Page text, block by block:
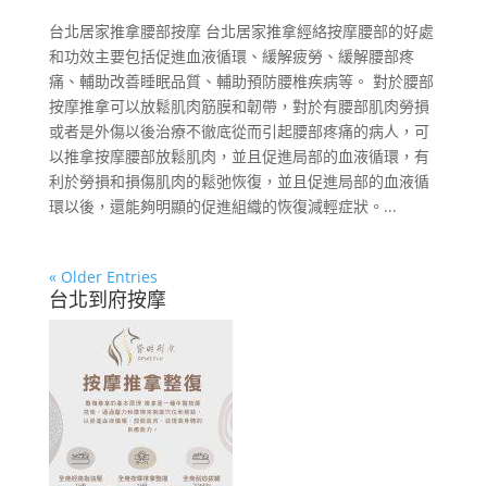
台北居家推拿腰部按摩 台北居家推拿經絡按摩腰部的好處
和功效主要包括促進血液循環、緩解疲勞、緩解腰部疼
痛、輔助改善睡眠品質、輔助預防腰椎疾病等。 對於腰部
按摩推拿可以放鬆肌肉筋膜和韌帶，對於有腰部肌肉勞損
或者是外傷以後治療不徹底從而引起腰部疼痛的病人，可
以推拿按摩腰部放鬆肌肉，並且促進局部的血液循環，有
利於勞損和損傷肌肉的鬆弛恢復，並且促進局部的血液循
環以後，還能夠明顯的促進組織的恢復減輕症狀。...
« Older Entries
台北到府按摩